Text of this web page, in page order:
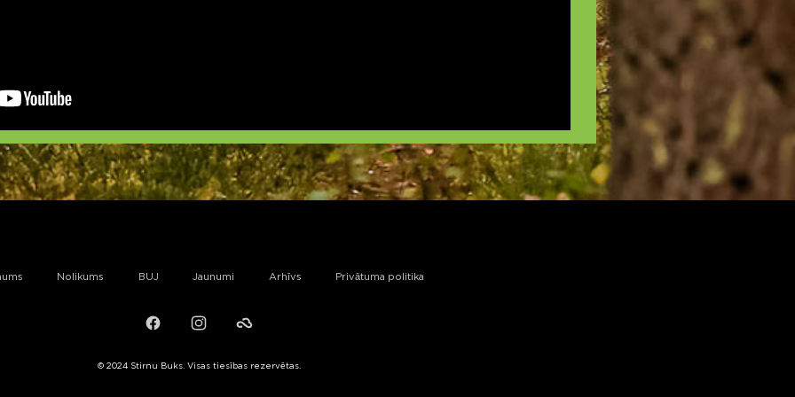
Nolikums BUJ Jaunumi Arhīvs Privātuma politika
FacebookInstagramFailiem.lv
© 2024 Stirnu Buks. Visas tiesības rezervētas.